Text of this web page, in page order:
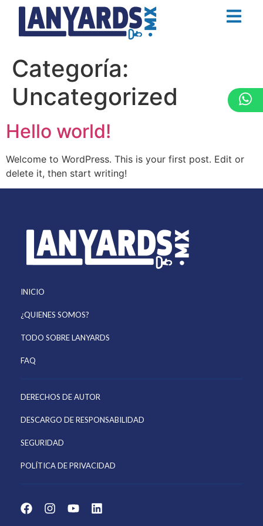
Categoría:
Uncategorized
Hello world!
Welcome to WordPress. This is your first post. Edit or
delete it, then start writing!
INICIO
¿QUIENES SOMOS?
TODO SOBRE LANYARDS
FAQ
DERECHOS DE AUTOR
DESCARGO DE RESPONSABILIDAD
SEGURIDAD
POLÍTICA DE PRIVACIDAD